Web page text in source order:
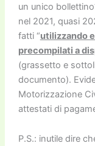
un unico
nel 2021, quasi
fatti “utilizzando
precompilati a
(grassetto e
documento).
Motorizzazione
attestati di
P.S.: inutile dire